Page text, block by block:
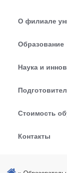
О филиале
Образование
Наука и
Стоимость
Контакты